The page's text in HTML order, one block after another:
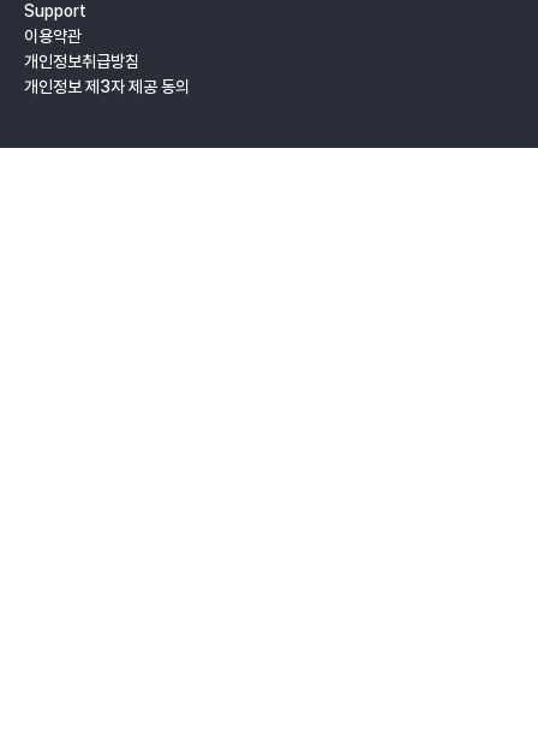
Support
이용약관
개인정보취급방침
개인정보 제3자 제공 동의